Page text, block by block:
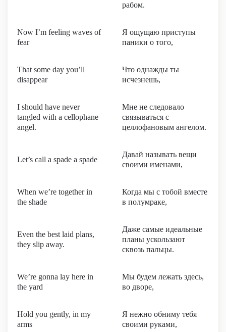
рабом.
Now I’m feeling waves of
fear
Я ощущаю приступы
паники о того,
That some day you’ll
disappear
Что однажды ты
исчезнешь,
I should have never
tangled with a cellophane
angel.
Мне не следовало
связываться с
целлофановым ангелом.
Let’s call a spade a spade
Давай называть вещи
своими именами,
When we’re together in
the shade
Когда мы с тобой вместе
в полумраке,
Even the best laid plans,
they slip away.
Даже самые идеальные
планы ускользают
сквозь пальцы.
We’re gonna lay here in
the yard
Мы будем лежать здесь,
во дворе,
Hold you gently, in my
arms
Я нежно обниму тебя
своими руками,